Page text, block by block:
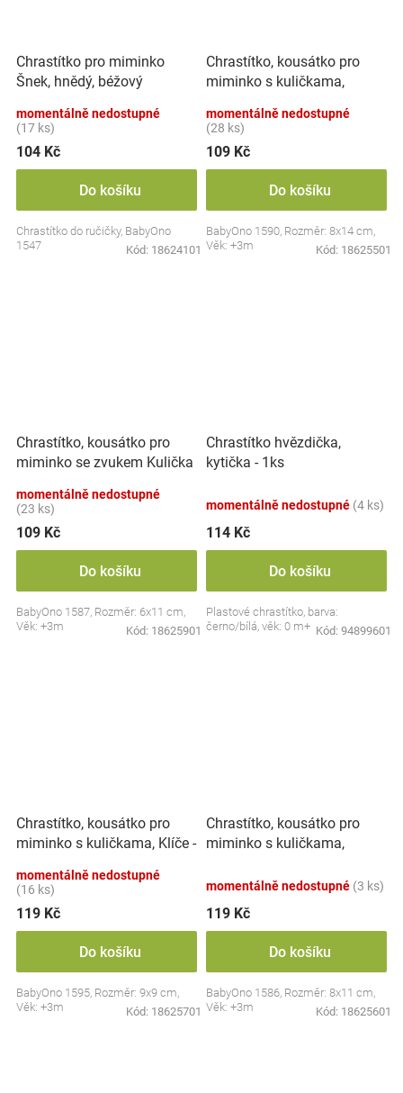
Chrastítko pro miminko
Šnek, hnědý, béžový
momentálně nedostupné
(17 ks)
104 Kč
Do košíku
Chrastítko do ručičky, BabyOno
1547
Kód: 18624101
Chrastítko, kousátko pro
miminko s kuličkama,
momentálně nedostupné
(28 ks)
109 Kč
Do košíku
BabyOno 1590, Rozměr: 8x14 cm,
Věk: +3m
Kód: 18625501
Chrastítko, kousátko pro
miminko se zvukem Kulička
momentálně nedostupné
(23 ks)
109 Kč
Do košíku
BabyOno 1587, Rozměr: 6x11 cm,
Věk: +3m
Kód: 18625901
Chrastítko hvězdička,
kytička - 1ks
momentálně nedostupné (4 ks)
114 Kč
Do košíku
Plastové chrastítko, barva:
černo/bílá, věk: 0 m+ Kód: 94899601
Chrastítko, kousátko pro
miminko s kuličkama, Klíče -
momentálně nedostupné
(16 ks)
119 Kč
Do košíku
BabyOno 1595, Rozměr: 9x9 cm,
Věk: +3m
Kód: 18625701
Chrastítko, kousátko pro
miminko s kuličkama,
momentálně nedostupné (3 ks)
119 Kč
Do košíku
BabyOno 1586, Rozměr: 8x11 cm,
Věk: +3m
Kód: 18625601